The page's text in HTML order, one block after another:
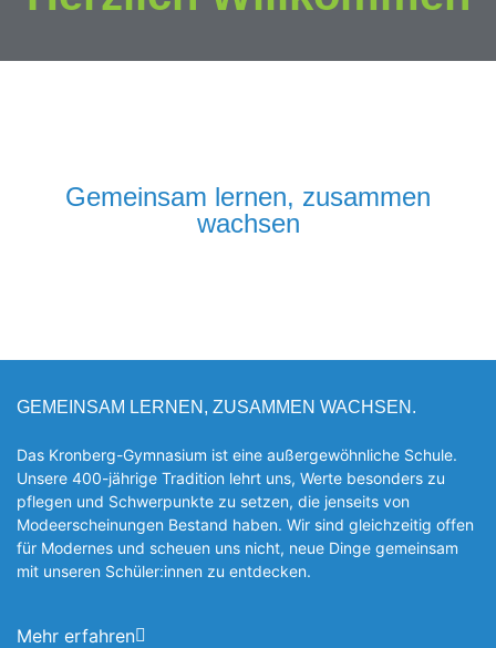
Gemeinsam lernen, zusammen
wachsen
GEMEINSAM LERNEN, ZUSAMMEN WACHSEN.
Das Kronberg-Gymnasium ist eine außergewöhnliche Schule.
Unsere 400-jährige Tradition lehrt uns, Werte besonders zu
pflegen und Schwerpunkte zu setzen, die jen­seits von
Modeerscheinungen Be­stand haben. Wir sind gleichzeitig offen
für Modernes und scheuen uns nicht, neue Dinge gemeinsam
mit unseren Schüler:innen zu entde­cken.
Mehr erfahren